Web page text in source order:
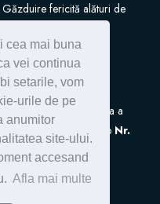
cea mai buna
vei continua
setarile, vom
urile de pe
anumitor
site-ului.
accesand
Afla mai multe
fericită alături de
in Registrul de Evidenta a
(ANSPDCP) sub Nr.